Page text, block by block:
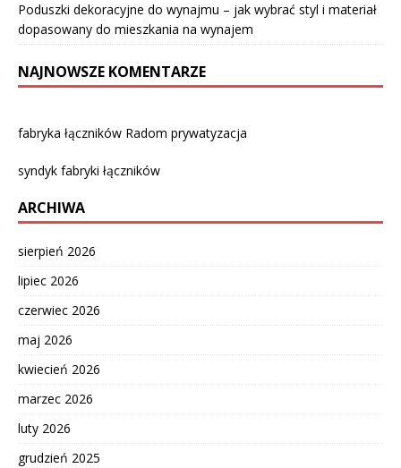
Poduszki dekoracyjne do wynajmu – jak wybrać styl i materiał
dopasowany do mieszkania na wynajem
NAJNOWSZE KOMENTARZE
fabryka łączników Radom prywatyzacja
syndyk fabryki łączników
ARCHIWA
sierpień 2026
lipiec 2026
czerwiec 2026
maj 2026
kwiecień 2026
marzec 2026
luty 2026
grudzień 2025